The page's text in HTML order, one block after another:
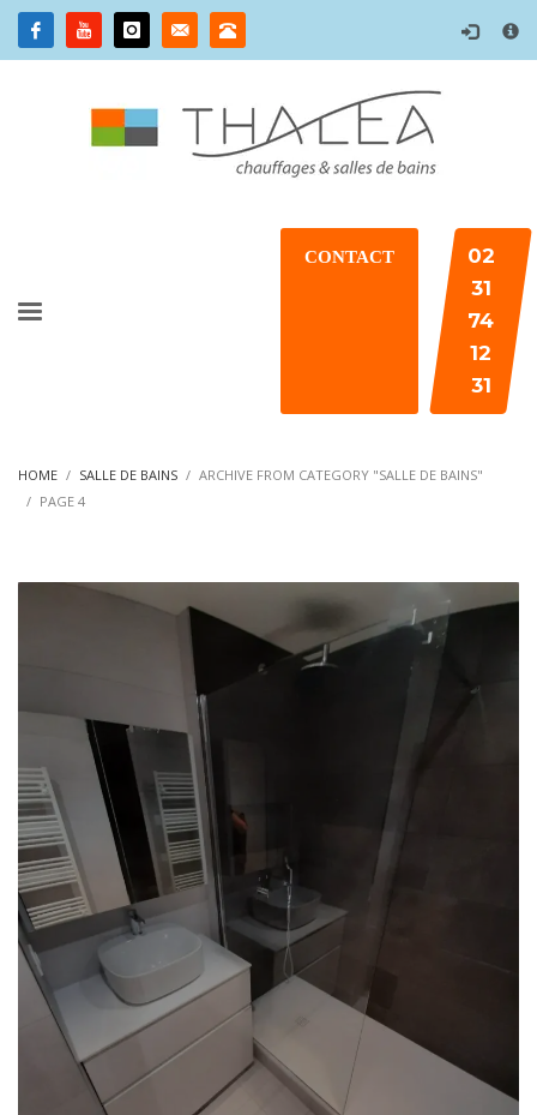
×
CONTACT
02
31
74
12
31
HOME SALLE DE BAINS
ARCHIVE FROM CATEGORY "SALLE DE BAINS"
PAGE 4